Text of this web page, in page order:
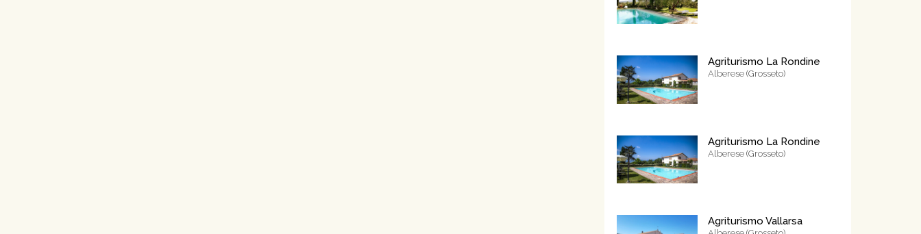
Agriturismo La Rondine
Alberese (Grosseto)
Agriturismo La Rondine
Alberese (Grosseto)
Agriturismo Vallarsa